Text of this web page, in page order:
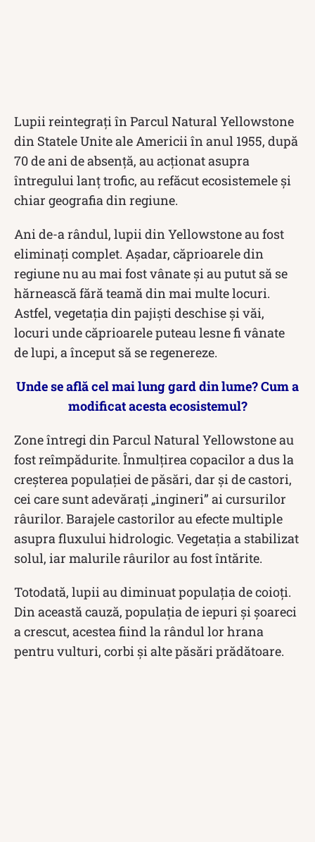
Lupii reintegrați în Parcul Natural Yellowstone
din Statele Unite ale Americii în anul 1955, după
70 de ani de absență, au acționat asupra
întregului lanț trofic, au refăcut ecosistemele și
chiar geografia din regiune.
Ani de-a rândul, lupii din Yellowstone au fost
eliminați complet. Așadar, căprioarele din
regiune nu au mai fost vânate și au putut să se
hărnească fără teamă din mai multe locuri.
Astfel, vegetația din pajiști deschise și văi,
locuri unde căprioarele puteau lesne fi vânate
de lupi, a început să se regenereze.
Unde se află cel mai lung gard din lume? Cum a
modificat acesta ecosistemul?
Zone întregi din Parcul Natural Yellowstone au
fost reîmpădurite. Înmulțirea copacilor a dus la
creșterea populației de păsări, dar și de castori,
cei care sunt adevărați „ingineri” ai cursurilor
râurilor. Barajele castorilor au efecte multiple
asupra fluxului hidrologic. Vegetația a stabilizat
solul, iar malurile râurilor au fost întărite.
Totodată, lupii au diminuat populația de coioți.
Din această cauză, populația de iepuri și șoareci
a crescut, acestea fiind la rândul lor hrana
pentru vulturi, corbi și alte păsări prădătoare.